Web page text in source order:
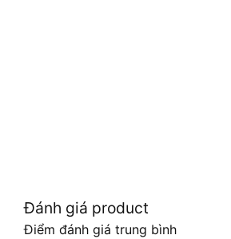
Đánh giá product
Điểm đánh giá trung bình